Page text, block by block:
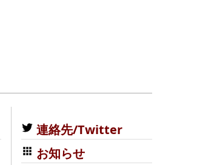
連絡先/Twitter
お知らせ